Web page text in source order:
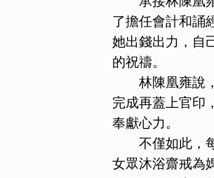
了擔任會計和誦
她出錢出力，自
的祝禱。
林陳凰雍說，
完成再蓋上官印
奉獻心力。
不僅如此，每
女眾沐浴齋戒為